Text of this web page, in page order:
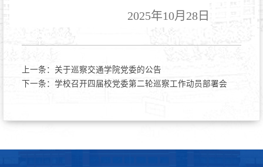
2025年10月 28 日
上一条： 关于巡察交通学院党委的公告
下一条： 学校召开四届校党委第二轮巡察工作动员部署会